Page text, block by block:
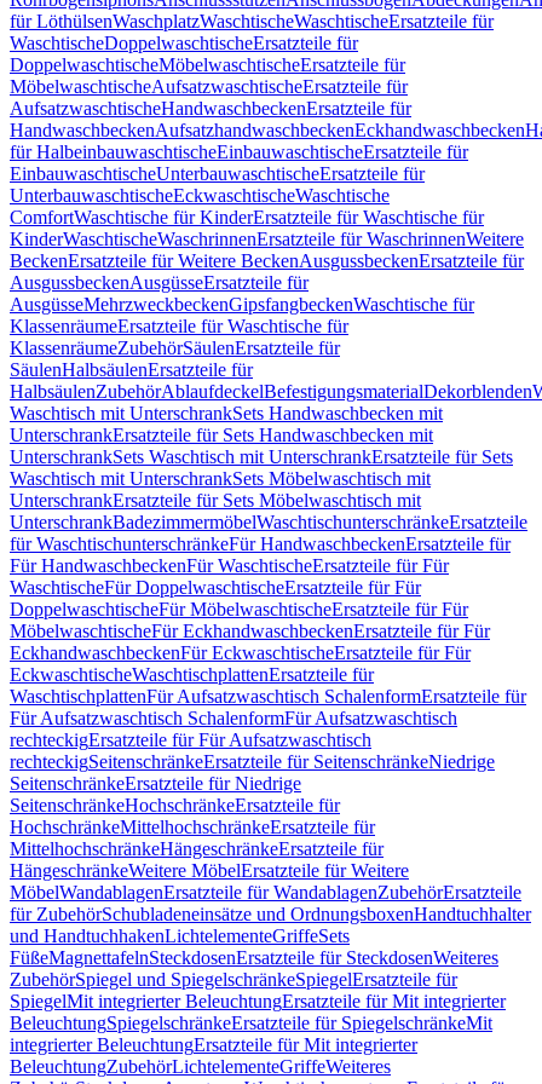
für LöthülsenWaschplatzWaschtischeWaschtischeErsatzteile für
WaschtischeDoppelwaschtischeErsatzteile für
DoppelwaschtischeMöbelwaschtischeErsatzteile für
MöbelwaschtischeAufsatzwaschtischeErsatzteile für
AufsatzwaschtischeHandwaschbeckenErsatzteile für
HandwaschbeckenAufsatzhandwaschbeckenEckhandwaschbecken
für HalbeinbauwaschtischeEinbauwaschtischeErsatzteile für
EinbauwaschtischeUnterbauwaschtischeErsatzteile für
UnterbauwaschtischeEckwaschtischeWaschtische
ComfortWaschtische für KinderErsatzteile für Waschtische für
KinderWaschtischeWaschrinnenErsatzteile für WaschrinnenWeitere
BeckenErsatzteile für Weitere BeckenAusgussbeckenErsatzteile für
AusgussbeckenAusgüsseErsatzteile für
AusgüsseMehrzweckbeckenGipsfangbeckenWaschtische für
KlassenräumeErsatzteile für Waschtische für
KlassenräumeZubehörSäulenErsatzteile für
SäulenHalbsäulenErsatzteile für
HalbsäulenZubehörAblaufdeckelBefestigungsmaterialDekorblenden
Waschtisch mit UnterschrankSets Handwaschbecken mit
UnterschrankErsatzteile für Sets Handwaschbecken mit
UnterschrankSets Waschtisch mit UnterschrankErsatzteile für Sets
Waschtisch mit UnterschrankSets Möbelwaschtisch mit
UnterschrankErsatzteile für Sets Möbelwaschtisch mit
UnterschrankBadezimmermöbelWaschtischunterschränkeErsatzteile
für WaschtischunterschränkeFür HandwaschbeckenErsatzteile für
Für HandwaschbeckenFür WaschtischeErsatzteile für Für
WaschtischeFür DoppelwaschtischeErsatzteile für Für
DoppelwaschtischeFür MöbelwaschtischeErsatzteile für Für
MöbelwaschtischeFür EckhandwaschbeckenErsatzteile für Für
EckhandwaschbeckenFür EckwaschtischeErsatzteile für Für
EckwaschtischeWaschtischplattenErsatzteile für
WaschtischplattenFür Aufsatzwaschtisch SchalenformErsatzteile für
Für Aufsatzwaschtisch SchalenformFür Aufsatzwaschtisch
rechteckigErsatzteile für Für Aufsatzwaschtisch
rechteckigSeitenschränkeErsatzteile für SeitenschränkeNiedrige
SeitenschränkeErsatzteile für Niedrige
SeitenschränkeHochschränkeErsatzteile für
HochschränkeMittelhochschränkeErsatzteile für
MittelhochschränkeHängeschränkeErsatzteile für
HängeschränkeWeitere MöbelErsatzteile für Weitere
MöbelWandablagenErsatzteile für WandablagenZubehörErsatzteile
für ZubehörSchubladeneinsätze und OrdnungsboxenHandtuchhalter
und HandtuchhakenLichtelementeGriffeSets
FüßeMagnettafelnSteckdosenErsatzteile für SteckdosenWeiteres
ZubehörSpiegel und SpiegelschränkeSpiegelErsatzteile für
SpiegelMit integrierter BeleuchtungErsatzteile für Mit integrierter
BeleuchtungSpiegelschränkeErsatzteile für SpiegelschränkeMit
integrierter BeleuchtungErsatzteile für Mit integrierter
BeleuchtungZubehörLichtelementeGriffeWeiteres